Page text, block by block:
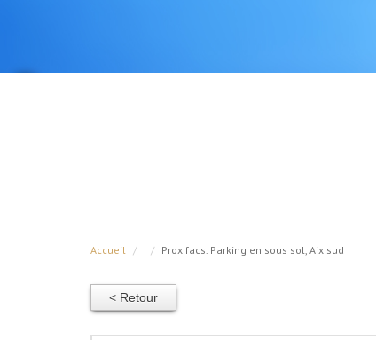
Accueil Prox facs. Parking en sous sol, Aix sud
< Retour